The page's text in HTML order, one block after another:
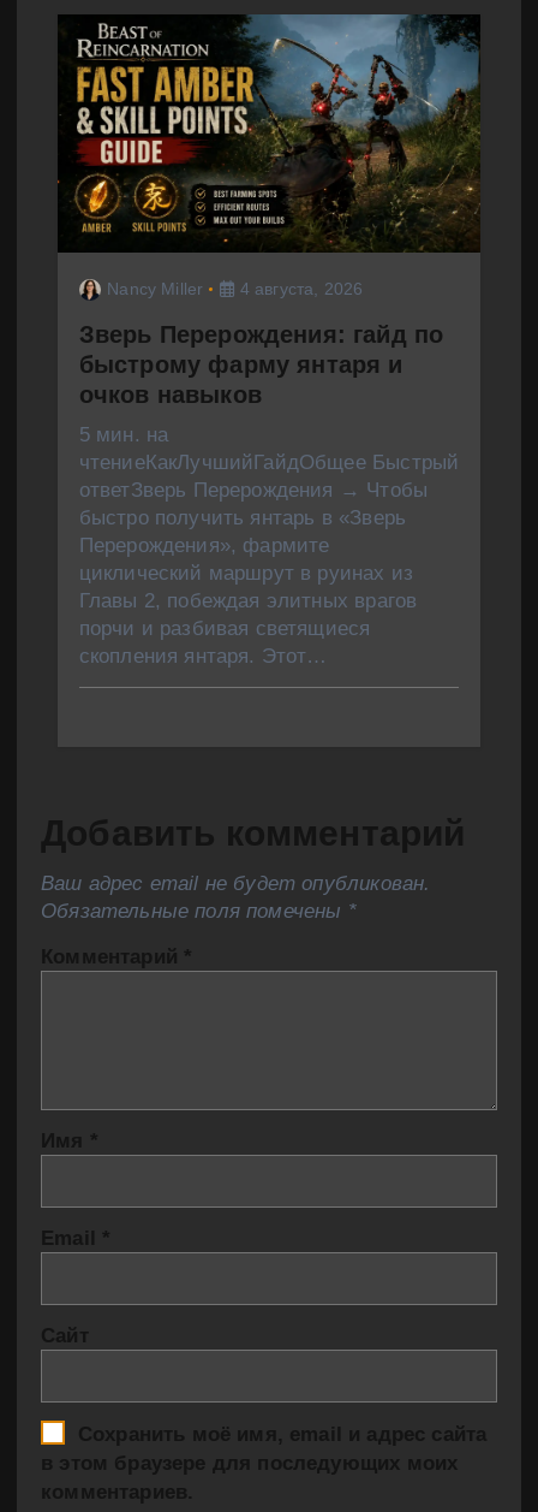
Nancy Miller 4 августа, 2026
Зверь Перерождения: гайд по
быстрому фарму янтаря и
очков навыков
5 мин. на
чтениеКакЛучшийГайдОбщее Быстрый
ответЗверь Перерождения → Чтобы
быстро получить янтарь в «Зверь
Перерождения», фармите
циклический маршрут в руинах из
Главы 2, побеждая элитных врагов
порчи и разбивая светящиеся
скопления янтаря. Этот…
Добавить комментарий
Ваш адрес email не будет опубликован.
Обязательные поля помечены *
Комментарий *
Имя *
Email *
Сайт
Сохранить моё имя, email и адрес сайта
в этом браузере для последующих моих
комментариев.